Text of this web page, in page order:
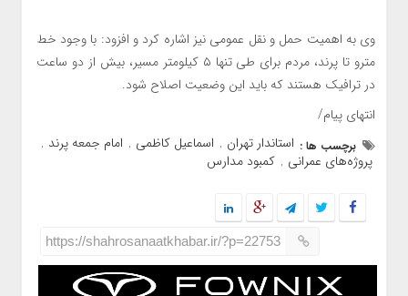
وی به اهمیت حمل و نقل عمومی نیز اشاره کرد و افزود: با وجود خط
مترو تا پرند، مردم برای طی تنها ۵ کیلومتر مسیر، بیش از دو ساعت
در ترافیک هستند که باید این وضعیت اصلاح شود.
انتهای پیام/
برچسب ها : استاندار تهران , اسماعیل کاظمی , امام جمعه پرند ,
پروژه‌های عمرانی , کمبود مدارس
https://shahrosanaatkhabar.ir/?p=22753